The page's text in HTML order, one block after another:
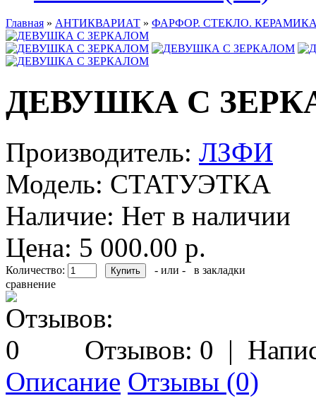
Главная » АНТИКВАРИАТ » ФАРФОР. СТЕКЛО.
ДЕВУШКА С
Производитель: ЛЗФИ
Модель: СТАТУЭТКА
Наличие: Нет в наличии
Цена: 5 000.00 р.
Количество: - или -
в закладки
сравнение
Отзывов: 0 |
Описание Отзывы (0)